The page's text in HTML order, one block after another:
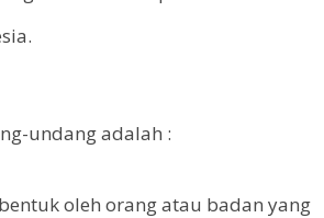
undang adalah :
oleh orang atau badan yang